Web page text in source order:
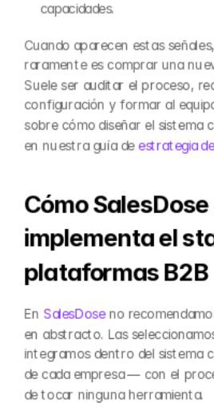
capacidades.
Cuando aparecen estas
raramente es comprar una
Suele ser auditar el proceso,
configuración y formar al
sobre cómo diseñar el sistema
en nuestra guía de estrategia
Cómo
implementa el
plataformas B2B
En SalesDose no
en abstracto. Las
integramos dentro del sistema
de cada empresa — con el
de tocar ninguna herramienta.